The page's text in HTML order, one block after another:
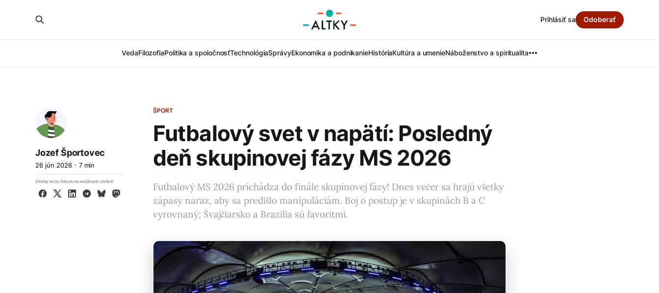
VedaFilozofiaPolitika a spoločnosťTechnológiaSprávyEkonomika a podnikanieHistóriaKultúra a umenieNáboženstvo a spiritualita
Prihlásiť sa Odoberať
ŠPORT
Futbalový svet v napätí: Posledný
deň skupinovej fázy MS 2026
Futbalový MS 2026 prichádza do finále skupinovej fázy! Dnes večer sa hrajú všetky
zápasy naraz, aby sa predišlo manipuláciám. Boj o postup je v skupinách B a C
vyrovnaný; Švajčiarsko a Brazília sú favoritmi.
Jozef Športovec
26 jún 2026 7 min
Zdieľaj tento článok na sociálnych sieťach
Facebook
X LinkedInTelegram
BlueskyMastodon